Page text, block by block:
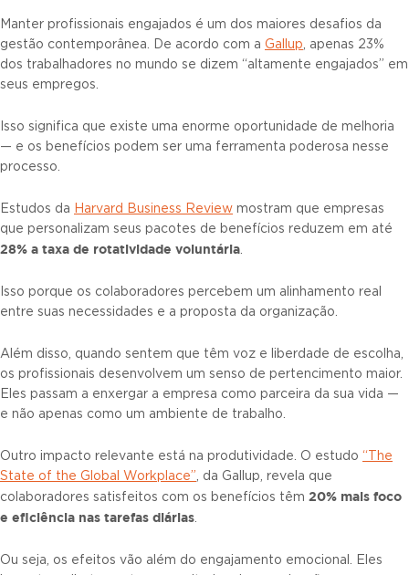
Manter profissionais engajados é um dos maiores desafios da
gestão contemporânea. De acordo com a Gallup, apenas 23%
dos trabalhadores no mundo se dizem “altamente engajados” em
seus empregos.
Isso significa que existe uma enorme oportunidade de melhoria
— e os benefícios podem ser uma ferramenta poderosa nesse
processo.
Estudos da Harvard Business Review mostram que empresas
que personalizam seus pacotes de benefícios reduzem em até
28% a taxa de rotatividade voluntária.
Isso porque os colaboradores percebem um alinhamento real
entre suas necessidades e a proposta da organização.
Além disso, quando sentem que têm voz e liberdade de escolha,
os profissionais desenvolvem um senso de pertencimento maior.
Eles passam a enxergar a empresa como parceira da sua vida —
e não apenas como um ambiente de trabalho.
Outro impacto relevante está na produtividade. O estudo “The
State of the Global Workplace”, da Gallup, revela que
colaboradores satisfeitos com os benefícios têm 20% mais foco
e eficiência nas tarefas diárias.
Ou seja, os efeitos vão além do engajamento emocional. Eles